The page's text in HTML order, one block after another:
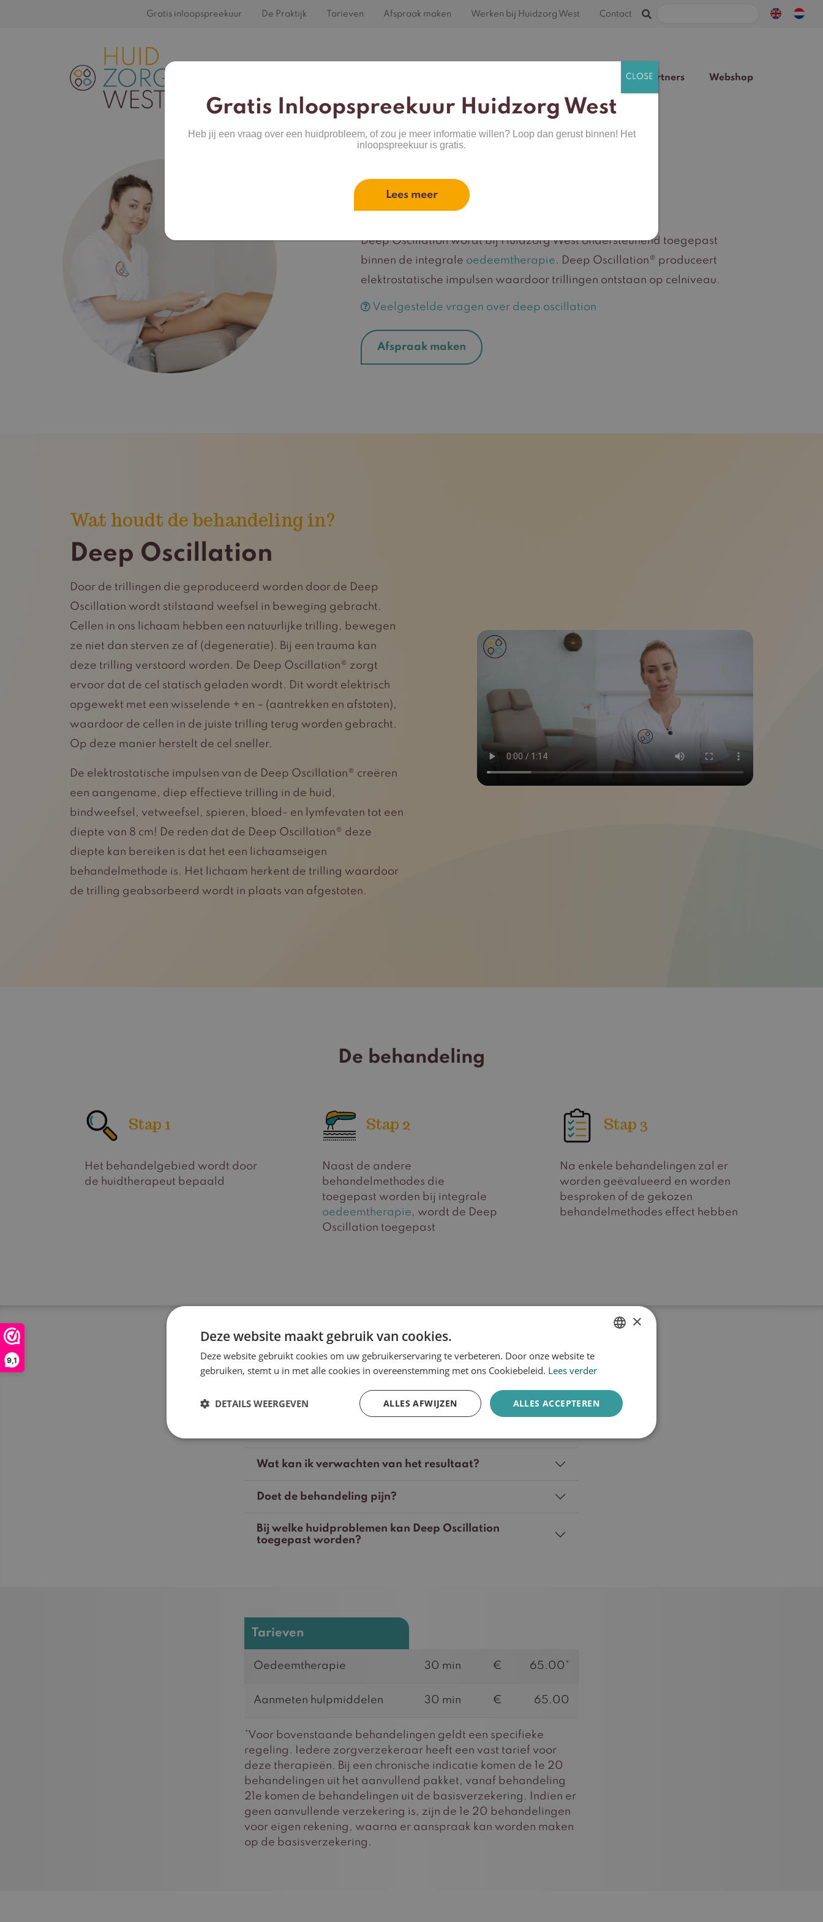
9,1
Gratis inloopspreekuur De Praktijk Tarieven Afspraak maken Werken bij Huidzorg West Contact
Zoeken
Partners Webshop
Deep Oscillation
Deep Oscillation wordt bij Huidzorg West ondersteunend toegepast
binnen de integrale oedeemtherapie. Deep Oscillation® produceert
elektrostatische impulsen waardoor trillingen ontstaan op celniveau.
Veelgestelde vragen over deep oscillation
Afspraak maken
Wat houdt de behandeling in?
Deep Oscillation
Door de trillingen die geproduceerd worden door de Deep
Oscillation wordt stilstaand weefsel in beweging gebracht.
Cellen in ons lichaam hebben een natuurlijke trilling, bewegen
ze niet dan sterven ze af (degeneratie). Bij een trauma kan
deze trilling verstoord worden. De Deep Oscillation® zorgt
ervoor dat de cel statisch geladen wordt. Dit wordt elektrisch
opgewekt met een wisselende + en – (aantrekken en afstoten),
waardoor de cellen in de juiste trilling terug worden gebracht.
Op deze manier herstelt de cel sneller.
De elektrostatische impulsen van de Deep Oscillation® creëren
een aangename, diep effectieve trilling in de huid,
bindweefsel, vetweefsel, spieren, bloed- en lymfevaten tot een
diepte van 8 cm! De reden dat de Deep Oscillation® deze
diepte kan bereiken is dat het een lichaamseigen
behandelmethode is. Het lichaam herkent de trilling waardoor
de trilling geabsorbeerd wordt in plaats van afgestoten.
De behandeling
Stap 1
Het behandelgebied wordt door
de huidtherapeut bepaald
Stap 2
Naast de andere
behandelmethodes die
toegepast worden bij integrale
oedeemtherapie, wordt de Deep
Oscillation toegepast
Stap 3
Na enkele behandelingen zal er
worden geëvalueerd en worden
besproken of de gekozen
behandelmethodes effect hebben
Veelgestelde vragen
Deep Oscillation
Wat kan ik verwachten van het resultaat?
Doet de behandeling pijn?
Bij welke huidproblemen kan Deep Oscillation
toegepast worden?
Tarieven
Oedeemtherapie 30 min € 65.00*
Aanmeten hulpmiddelen 30 min € 65.00
*Voor bovenstaande behandelingen geldt een specifieke
regeling. Iedere zorgverzekeraar heeft een vast tarief voor
deze therapieën. Bij een chronische indicatie komen de 1e 20
behandelingen uit het aanvullend pakket, vanaf behandeling
21e komen de behandelingen uit de basisverzekering. Indien er
geen aanvullende verzekering is, zijn de 1e 20 behandelingen
voor eigen rekening, waarna er aanspraak kan worden maken
op de basisverzekering.
Gratis Inloopspreekuur Huidzorg West
Heb jij een vraag over een huidprobleem, of zou je meer informatie willen? Loop dan gerust binnen! Het
inloopspreekuur is gratis.
Lees meer
×
Deze website maakt gebruik van cookies.
Deze website gebruikt cookies om uw gebruikerservaring te verbeteren. Door onze website te
gebruiken, stemt u in met alle cookies in overeenstemming met ons Cookiebeleid. Lees verder
ALLES ACCEPTEREN
ALLES AFWIJZEN
DETAILS WEERGEVEN